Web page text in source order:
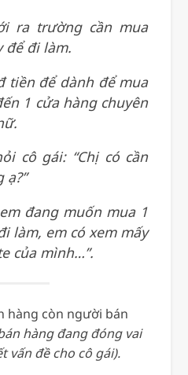
ra trường cần mua
để đi làm.
tiền để dành để mua
1 cửa hàng chuyên
cô gái: “Chị có cần
đang muốn mua 1
làm, em có xem mấy
của mình…”.
hàng còn người bán
hàng đang đóng vai
vấn đề cho cô gái).